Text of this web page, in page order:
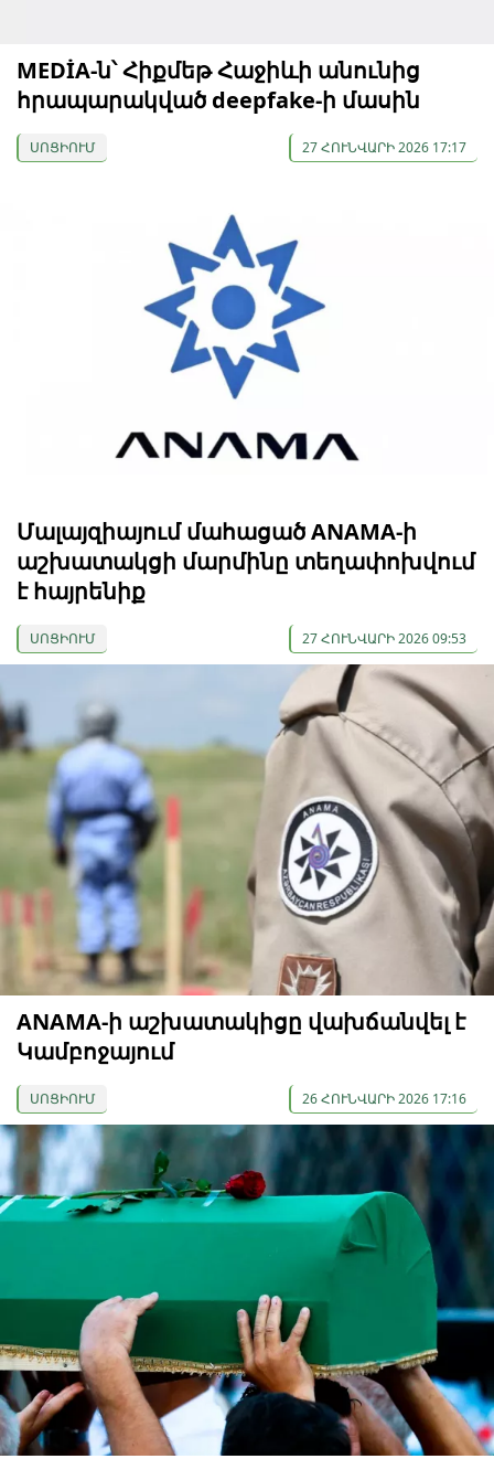
MEDİA-ն՝ Հիքմեթ Հաջիևի անունից
հրապարակված deepfake-ի մասին
ՍՈՑԻՈՒՄ 27 ՀՈՒՆՎԱՐԻ 2026 17:17
Մալայզիայում մահացած ANAMA-ի
աշխատակցի մարմինը տեղափոխվում
է հայրենիք
ՍՈՑԻՈՒՄ 27 ՀՈՒՆՎԱՐԻ 2026 09:53
ANAMA-ի աշխատակիցը վախճանվել է
Կամբոջայում
ՍՈՑԻՈՒՄ 26 ՀՈՒՆՎԱՐԻ 2026 17:16